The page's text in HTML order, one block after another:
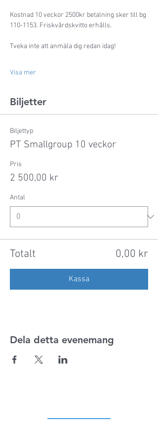
Kostnad 10 veckor 2500kr betalning sker till bg
110-1153. Friskvårdskvitto erhålls.
Tveka inte att anmäla dig redan idag!
Visa mer
Biljetter
Biljettyp
PT Smallgroup 10 veckor
Pris
2 500,00 kr
Antal
Totalt 0,00 kr
Kassa
Dela detta evenemang